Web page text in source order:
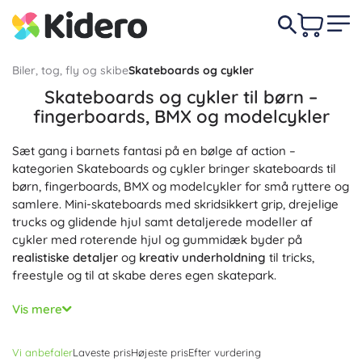
Biler, tog, fly og skibeSkateboards og cykler
Skateboards og cykler til børn –
fingerboards, BMX og modelcykler
Sæt gang i barnets fantasi på en bølge af action –
kategorien Skateboards og cykler bringer skateboards til
børn, fingerboards, BMX og modelcykler for små ryttere og
samlere. Mini-skateboards med skridsikkert grip, drejelige
trucks og glidende hjul samt detaljerede modeller af
cykler med roterende hjul og gummidæk byder på
realistiske detaljer og kreativ underholdning til tricks,
freestyle og til at skabe deres egen skatepark.
Fra enkle mini-skateboards til begyndere til fingerboard-
sæt med ramper, rails og andre forhindringer – denne
og kreativ leg. Modeller af BMX-, mountain- og racercykler
Vis mere
Vi anbefalerLaveste prisHøjeste prisEfter vurdering